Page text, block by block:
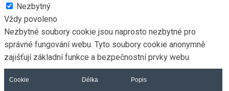
Nezbytný
Vždy povoleno
Nezbytné soubory cookie jsou naprosto nezbytné pro
správné fungování webu. Tyto soubory cookie anonymně
zajišťují základní funkce a bezpečnostní prvky webu.
Cookie Délka Popis